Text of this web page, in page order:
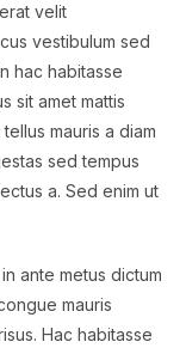
velit
vestibulum sed
hac habitasse
sit amet mattis
mauris a diam
sed tempus
a. Sed enim ut
ante metus dictum
mauris
Hac habitasse